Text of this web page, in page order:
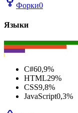
Форки0
Языки
C#60,9%
HTML29%
CSS9,8%
JavaScript0,3%